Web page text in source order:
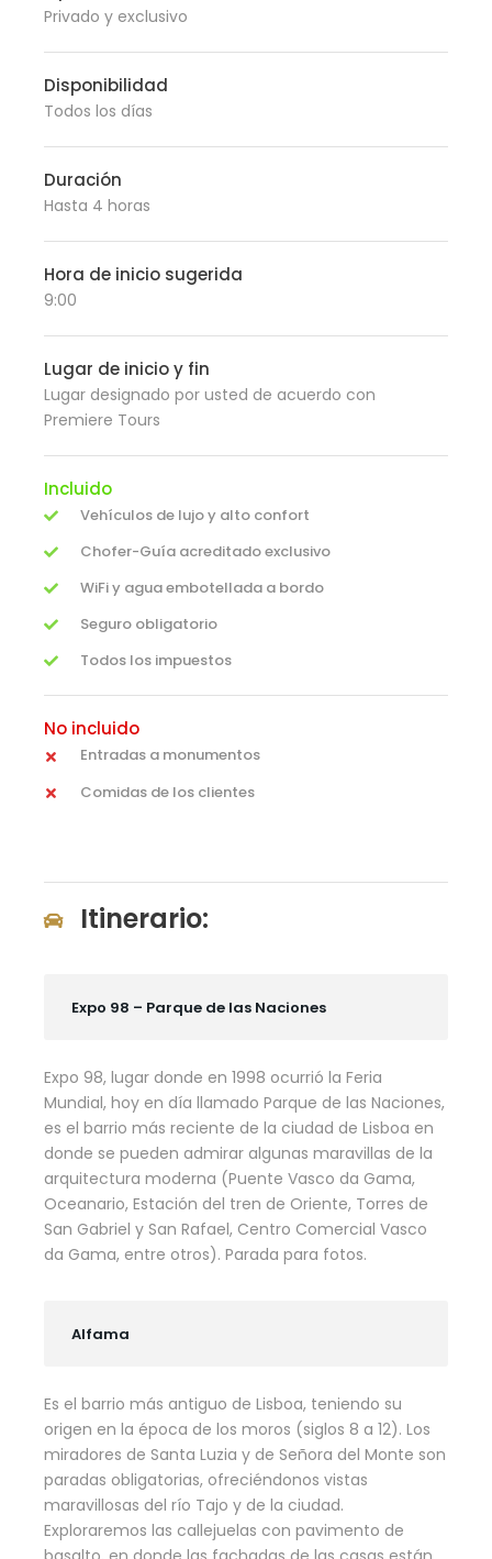
Privado y exclusivo
Disponibilidad
Todos los días
Duración
Hasta 4 horas
Hora de inicio sugerida
9:00
Lugar de inicio y fin
Lugar designado por usted de acuerdo con
Premiere Tours
Incluido
Vehículos de lujo y alto confort
Chofer-Guía acreditado exclusivo
WiFi y agua embotellada a bordo
Seguro obligatorio
Todos los impuestos
No incluido
Entradas a monumentos
Comidas de los clientes
Itinerario:
Expo 98 – Parque de las Naciones
Expo 98, lugar donde en 1998 ocurrió la Feria
Mundial, hoy en día llamado Parque de las Naciones,
es el barrio más reciente de la ciudad de Lisboa en
donde se pueden admirar algunas maravillas de la
arquitectura moderna (Puente Vasco da Gama,
Oceanario, Estación del tren de Oriente, Torres de
San Gabriel y San Rafael, Centro Comercial Vasco
da Gama, entre otros). Parada para fotos.
Alfama
Es el barrio más antiguo de Lisboa, teniendo su
origen en la época de los moros (siglos 8 a 12). Los
miradores de Santa Luzia y de Señora del Monte son
paradas obligatorias, ofreciéndonos vistas
maravillosas del río Tajo y de la ciudad.
Exploraremos las callejuelas con pavimento de